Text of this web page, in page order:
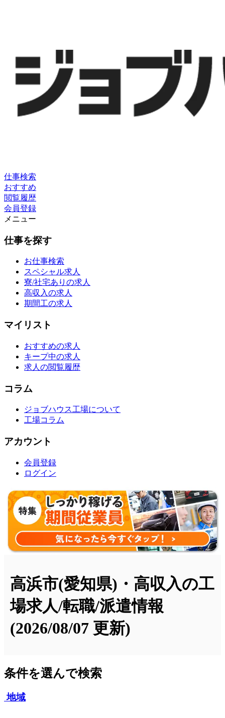
仕事検索
おすすめ
閲覧履歴
会員登録
メニュー
仕事を探す
お仕事検索
スペシャル求人
寮/社宅ありの求人
高収入の求人
期間工の求人
マイリスト
おすすめの求人
キープ中の求人
求人の閲覧履歴
コラム
ジョブハウス工場について
工場コラム
アカウント
会員登録
ログイン
高浜市(愛知県)・高収入の工
場求人/転職/派遣情報
(2026/08/07 更新)
条件を選んで検索
地域